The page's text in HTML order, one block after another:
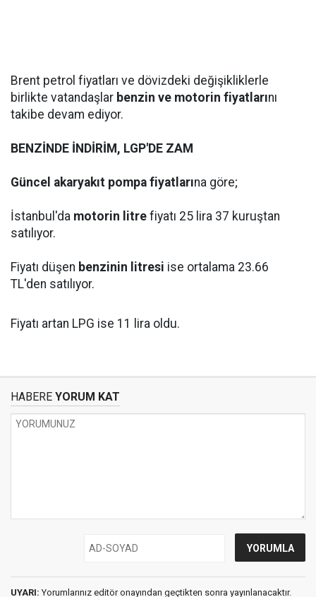
Brent petrol fiyatları ve dövizdeki değişikliklerle
birlikte vatandaşlar benzin ve motorin fiyatlarını
takibe devam ediyor.
BENZİNDE İNDİRİM, LGP'DE ZAM
Güncel akaryakıt pompa fiyatlarına göre;
İstanbul'da motorin litre fiyatı 25 lira 37 kuruştan
satılıyor.
Fiyatı düşen benzinin litresi ise ortalama 23.66
TL'den satılıyor.
Fiyatı artan LPG ise 11 lira oldu.
HABERE YORUM KAT
UYARI: Yorumlarınız editör onayından geçtikten sonra yayınlanacaktır.